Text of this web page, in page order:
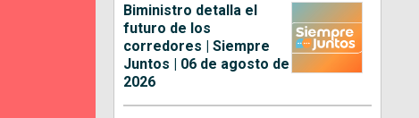
Biministro detalla el
futuro de los
corredores | Siempre
Juntos | 06 de agosto de
2026